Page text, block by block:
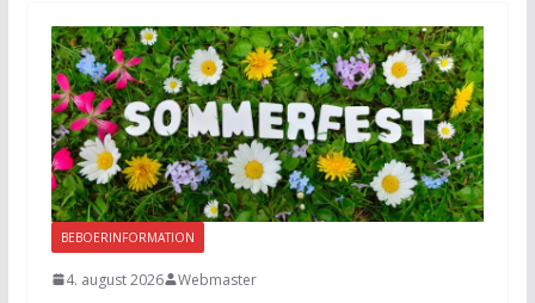
BEBOERINFORMATION
4. august 2026 Webmaster